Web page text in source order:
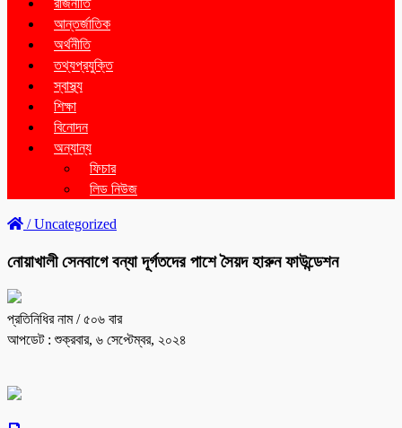
রাজনীতি
আন্তর্জাতিক
অর্থনীতি
তথ্যপ্রযুক্তি
স্বাস্থ্য
শিক্ষা
বিনোদন
অন্যান্য
ফিচার
লিড নিউজ
/Uncategorized
নোয়াখালী সেনবাগে বন্যা দূর্গতদের পাশে সৈয়দ হারুন ফাউন্ডেশন
প্রতিনিধির নাম/ ৫০৬ বার
আপডেট : শুক্রবার, ৬ সেপ্টেম্বর, ২০২৪